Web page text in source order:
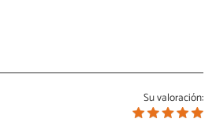
Su valoración: